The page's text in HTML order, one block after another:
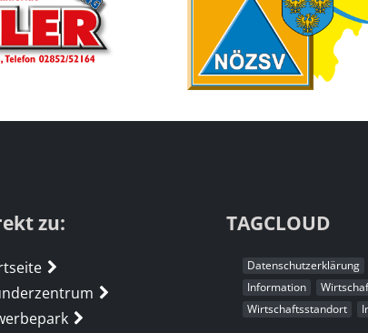
zu: TAGCLOUD
Datenschutzerklärung
Information
Wirtschaftsstandort